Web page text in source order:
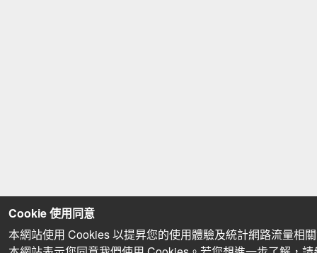
Cookie 使用同意
本網站使用 Cookies 以提昇您的使用體驗及統計網路流量相